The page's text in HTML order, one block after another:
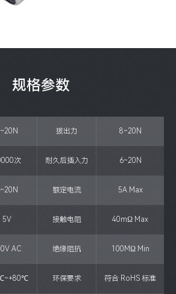
规格参数
拔出力 8~20N
次 耐久后插入力 6~20N
额定电流 5A Max
5V 接触电阻 40mΩ Max
AC 绝缘阻抗 100MΩ Min
环保要求 符合 RoHS 标准